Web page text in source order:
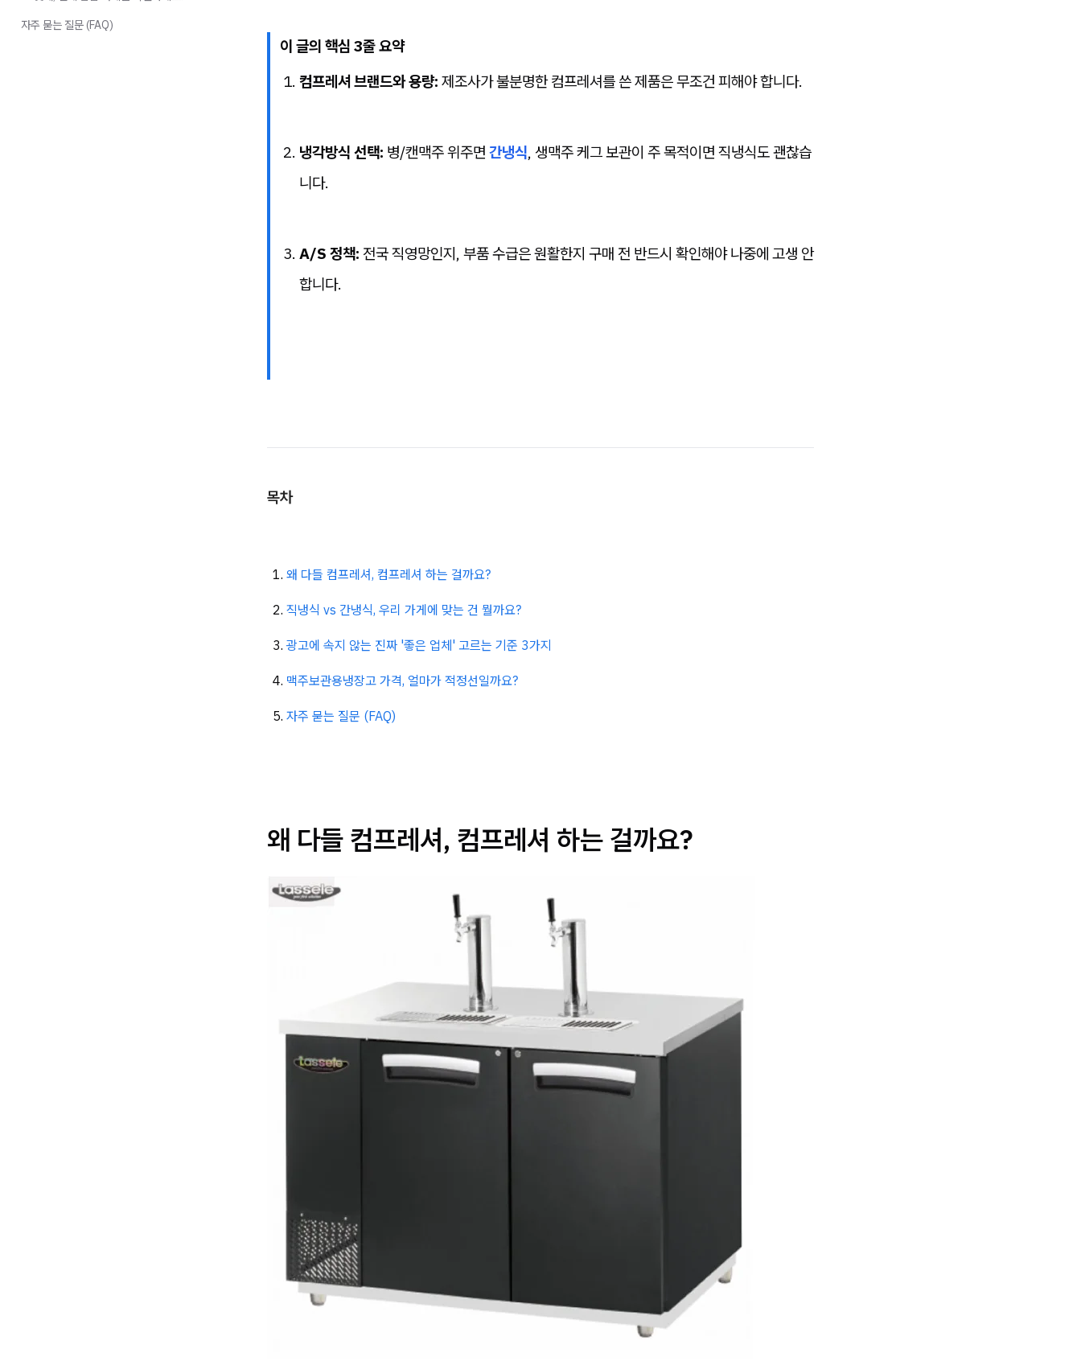
이 글의 핵심 3줄 요약
컴프레셔 브랜드와 용량: 제조사가 불분명한 컴프레셔를 쓴 제품은 무조건 피해야 합니다.
냉각방식 선택: 병/캔맥주 위주면 간냉식, 생맥주 케그 보관이 주 목적이면 직냉식도 괜찮습
니다.
A/S 정책: 전국 직영망인지, 부품 수급은 원활한지 구매 전 반드시 확인해야 나중에 고생 안
합니다.
목차
왜 다들 컴프레셔, 컴프레셔 하는 걸까요?
직냉식 vs 간냉식, 우리 가게에 맞는 건 뭘까요?
광고에 속지 않는 진짜 '좋은 업체' 고르는 기준 3가지
맥주보관용냉장고 가격, 얼마가 적정선일까요?
자주 묻는 질문 (FAQ)
왜 다들 컴프레셔, 컴프레셔 하는 걸까요?
자주 묻는 질문 (FAQ)